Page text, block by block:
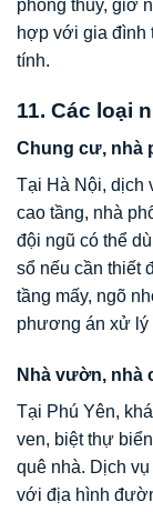
phong thủy, giờ
hợp với gia đình
tính.
11. Các loại
Chung cư, nhà
Tại Hà Nội, dịch
cao tầng, nhà
đội ngũ có thể
sổ nếu cần thiết
tầng mấy, ngõ
phương án xử lý
Nhà vườn, nhà
Tại Phú Yên,
ven, biệt thự
quê nhà. Dịch
với địa hình